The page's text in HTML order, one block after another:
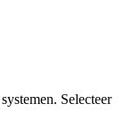
Selecteer